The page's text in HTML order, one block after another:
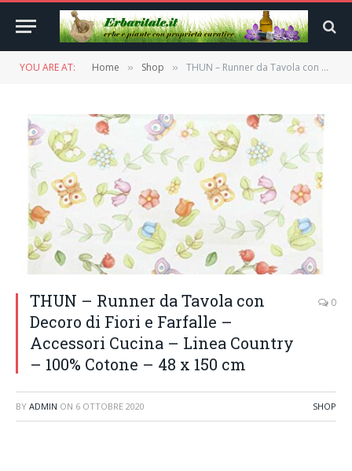
YOU ARE AT: Home » Shop » THUN – Runner da Tavola con Decoro di Fiori e Farfalle – Accessori Cucina – Linea Country – 100% Cotone – 48 x 150 cm
THUN – Runner da Tavola con
Decoro di Fiori e Farfalle –
Accessori Cucina – Linea Country
– 100% Cotone – 48 x 150 cm
0
BY ADMIN ON 6 OTTOBRE 2020 SHOP